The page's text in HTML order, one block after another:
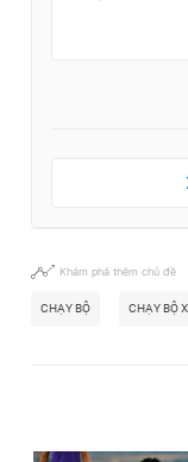
Khám phá thêm chủ đề
CHẠY BỘ CHẠY BỘ